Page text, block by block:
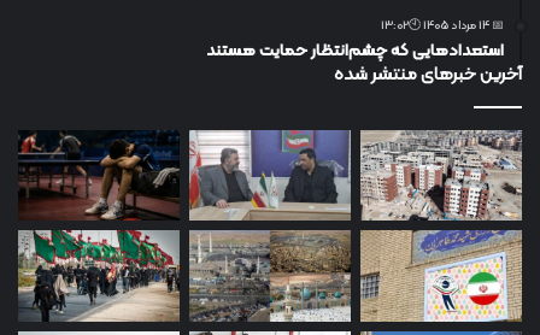
📅 14 مرداد 1405 🕙13:02
استعدادهایی که چشم‌انتظار حمایت هستند
آخرین خبرهای منتشر شده